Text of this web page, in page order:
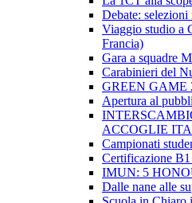
Debate: selezioni
Viaggio studio a
Francia)
Gara a squadre
Carabinieri del
GREEN GAME
Apertura al
ACCOGLIE
Campionati
Certificazione B1
IMUN: 5
Dalle nane alle